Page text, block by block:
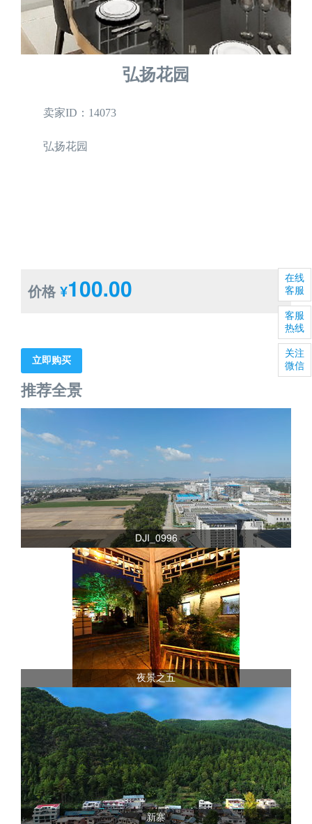
弘扬花园
卖家ID：14073
弘扬花园
价格 ¥100.00
立即购买
推荐全景
DJI_0996
夜景之五
新寨
在线
客服
客服
热线
关注
微信